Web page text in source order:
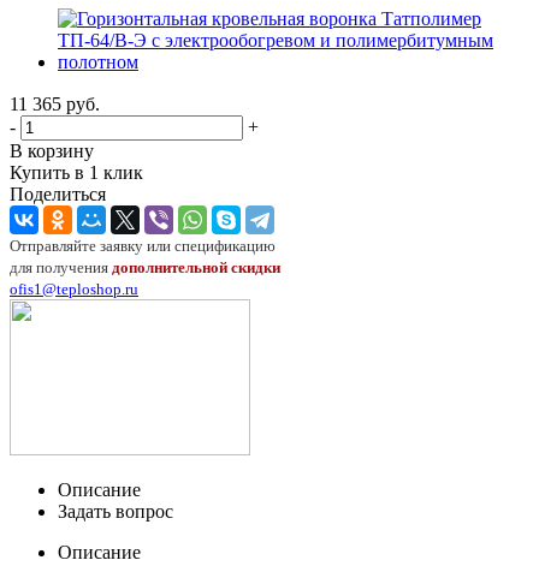
11 365 руб.
-
+
В корзину
Купить в 1 клик
Поделиться
Отправляйте заявку или спецификацию
для получения дополнительной скидки
ofis1@teploshop.ru
Описание
Задать вопрос
Описание